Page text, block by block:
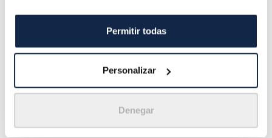
Permitir todas
Personalizar
Denegar
que se relacionan con
su propia realidad.
QUIERO TENER MI PLAZA EN LA CLASE GRATUITA